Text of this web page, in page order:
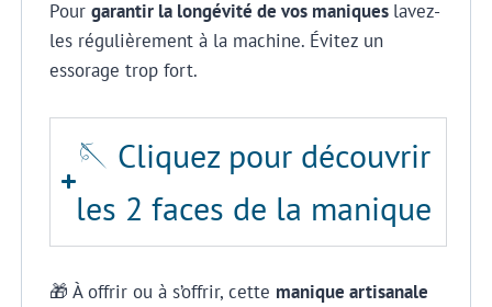
Pour garantir la longévité de vos maniques lavez-
les régulièrement à la machine. Évitez un
essorage trop fort.
🪡 Cliquez pour découvrir
les 2 faces de la manique
🎁 À offrir ou à s’offrir, cette manique artisanale